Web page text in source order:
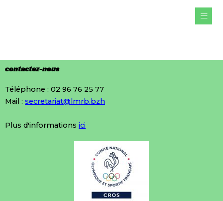
contactez-nous
Téléphone : 02 96 76 25 77
Mail : secretariat@lmrb.bzh
Plus d'informations ici